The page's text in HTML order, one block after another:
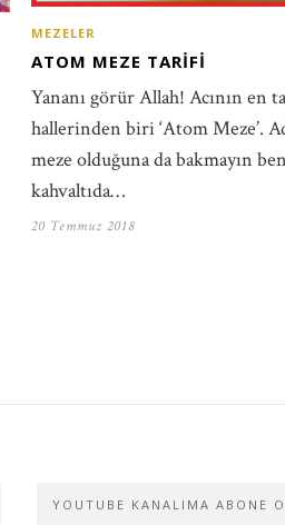
MEZELER
ATOM MEZE TARIFI
Yananı görür Allah! Acının en
hallerinden biri ‘Atom Meze’.
meze olduğuna da bakmayın
kahvaltıda…
20 Temmuz 2018
YOUTUBE KANALIMA ABONE